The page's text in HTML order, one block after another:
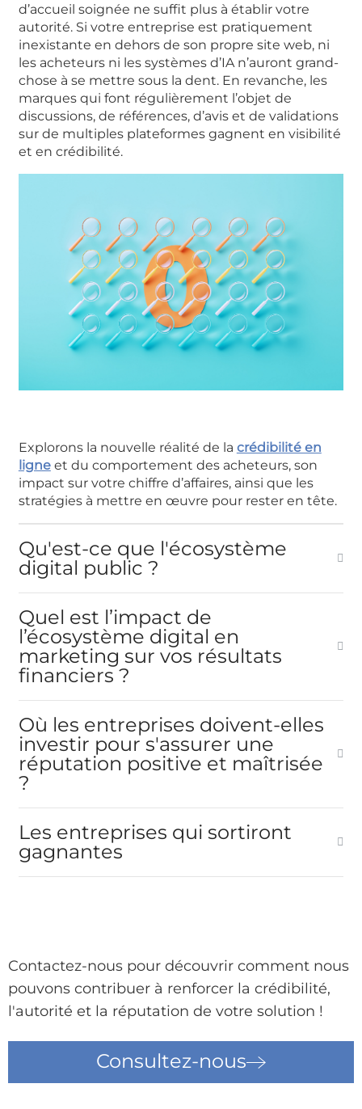
d’accueil soignée ne suffit plus à établir votre
autorité. Si votre entreprise est pratiquement
inexistante en dehors de son propre site web, ni
les acheteurs ni les systèmes d’IA n’auront grand-
chose à se mettre sous la dent. En revanche, les
marques qui font régulièrement l’objet de
discussions, de références, d’avis et de validations
sur de multiples plateformes gagnent en visibilité
et en crédibilité.
Explorons la nouvelle réalité de la crédibilité en
ligneet du comportement des acheteurs, son
impact sur votre chiffre d’affaires, ainsi que les
stratégies à mettre en œuvre pour rester en tête.
Qu'est-ce que l'écosystème
digital public ?
Quel est l’impact de
l’écosystème digital en
marketing sur vos résultats
financiers ?
Où les entreprises doivent-elles
investir pour s'assurer une
réputation positive et maîtrisée
?
Les entreprises qui sortiront
gagnantes
Contactez-nous pour découvrir comment nous
pouvons contribuer à renforcer la crédibilité,
l'autorité et la réputation de votre solution !
Consultez-nous